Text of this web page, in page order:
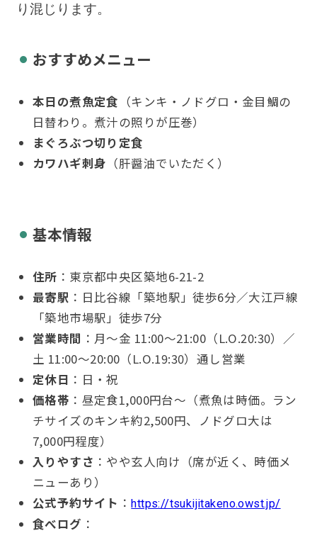
り混じります。
おすすめメニュー
本日の煮魚定食 （キンキ・ノドグロ・金目鯛の
日替わり。煮汁の照りが圧巻）
まぐろぶつ切り定食
カワハギ刺身 （肝醤油でいただく）
基本情報
住所 ：東京都中央区築地6-21-2
最寄駅 ：日比谷線「築地駅」徒歩6分／大江戸線
「築地市場駅」徒歩7分
営業時間 ：月〜金 11:00〜21:00（L.O.20:30）／
土 11:00〜20:00（L.O.19:30）通し営業
定休日 ：日・祝
価格帯 ：昼定食1,000円台〜（煮魚は時価。ラン
チサイズのキンキ約2,500円、ノドグロ大は
7,000円程度）
入りやすさ ：やや玄人向け（席が近く、時価メ
ニューあり）
公式予約サイト ：https://tsukijitakeno.owst.jp/
食べログ ：